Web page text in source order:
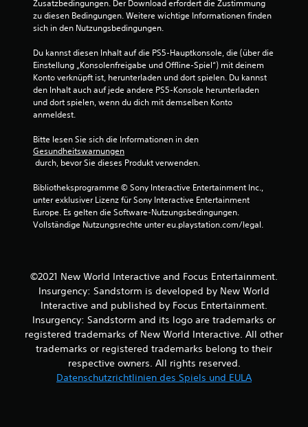
e
e
r
g
Zusatzbedingungen. Der Download erfordert die Zustimmung
zu diesen Bedingungen. Weitere wichtige Informationen finden
sich in den Nutzungsbedingungen.
Du kannst diesen Inhalt auf die PS5-Hauptkonsole, die (über die
Einstellung „Konsolenfreigabe und Offline-Spiel“) mit deinem
Konto verknüpft ist, herunterladen und dort spielen. Du kannst
den Inhalt auch auf jede andere PS5-Konsole herunterladen
und dort spielen, wenn du dich mit demselben Konto
anmeldest.
Bitte lesen Sie sich die Informationen in den
Gesundheitswarnungen
durch, bevor Sie dieses Produkt verwenden.
Bibliotheksprogramme © Sony Interactive Entertainment Inc.,
unter exklusiver Lizenz für Sony Interactive Entertainment
Europe. Es gelten die Software-Nutzungsbedingungen.
Vollständige Nutzungsrechte unter eu.playstation.com/legal.
©2021 New World Interactive and Focus Entertainment.
Insurgency: Sandstorm is developed by New World
Interactive and published by Focus Entertainment.
Insurgency: Sandstorm and its logo are trademarks or
registered trademarks of New World Interactive. All other
trademarks or registered trademarks belong to their
respective owners. All rights reserved.
Datenschutzrichtlinien des Spiels und EULA